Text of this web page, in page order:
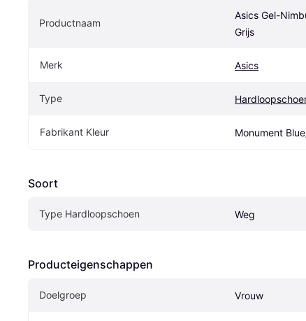
Productnaam
Asics Gel-
Grijs
Merk Asics
Type
Fabrikant Kleur Monument
Soort
Type Hardloopschoen Weg
Producteigenschappen
Doelgroep Vrouw